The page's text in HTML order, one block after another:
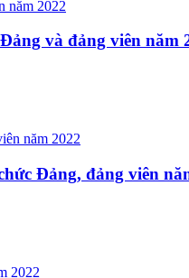
và đảng viên năm
Đảng, đảng viên